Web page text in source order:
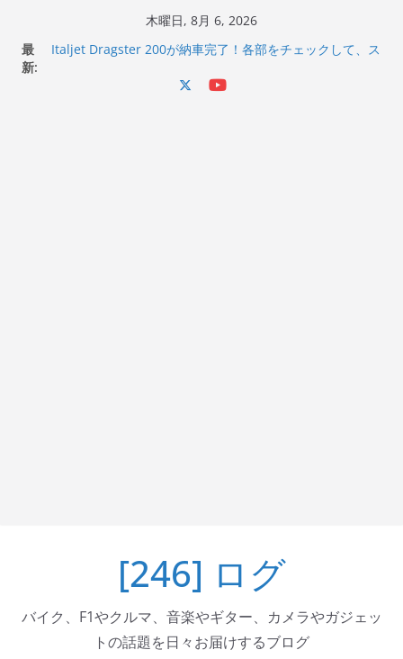
木曜日, 8月 6, 2026
最
新:
Italjet Dragster 200が納車完了！各部をチェックして、ス
[246] ログ
バイク、F1やクルマ、音楽やギター、カメラやガジェッ
トの話題を日々お届けするブログ